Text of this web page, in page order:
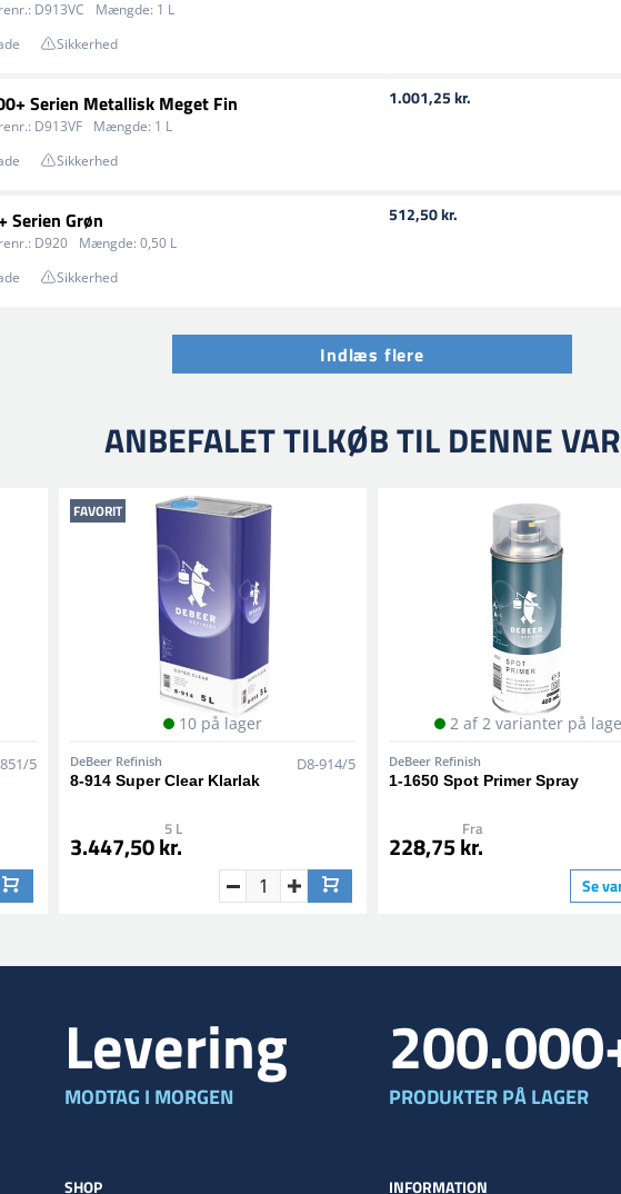
D913VC Mængde: 1 L
Sikkerhed
Serien Metallisk Meget Fin
D913VF Mængde: 1 L
Sikkerhed
1.001,25 kr.
Serien Grøn
D920 Mængde: 0,50 L
Sikkerhed
512,50 kr.
Indlæs flere
ANBEFALET TILKØB TIL DENNE
5
FAVORIT
10 på lager
DeBeer Refinish D8-914/5
8-914 Super Clear Klarlak
5 L
3.447,50 kr.
2 af 2 varianter på
DeBeer Refinish
1-1650 Spot Primer Spray
Fra
228,75 kr.
Se
Levering
MODTAG I MORGEN PRODUKTER PÅ LAGER
SHOP INFORMATION